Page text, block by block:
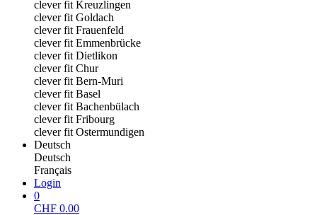
clever fit Kreuzlingen
clever fit Goldach
clever fit Frauenfeld
clever fit Emmenbrücke
clever fit Dietlikon
clever fit Chur
clever fit Bern-Muri
clever fit Basel
clever fit Bachenbülach
clever fit Fribourg
clever fit Ostermundigen
Deutsch
Deutsch
Français
Login
0
CHF 0.00